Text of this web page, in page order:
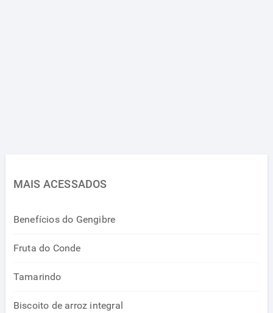
MAIS ACESSADOS
Benefícios do Gengibre
Fruta do Conde
Tamarindo
Biscoito de arroz integral